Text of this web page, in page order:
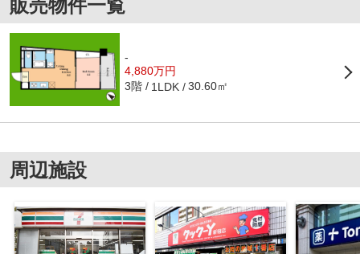
販売物件一覧
-
4,880万円
3階 1LDK 30.60㎡
周辺施設